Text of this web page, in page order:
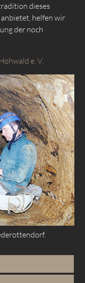
dieses
anbietet, helfen wir
der noch
e. V.